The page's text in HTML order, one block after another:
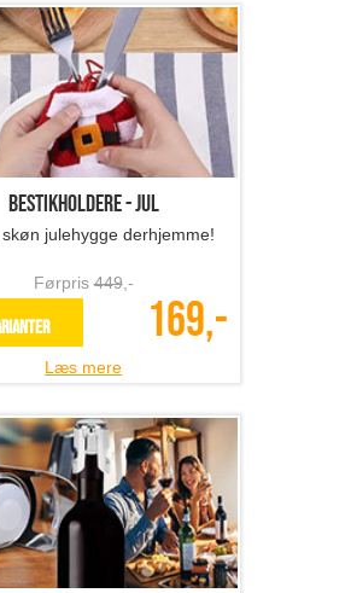
Bestikholdere - jul
julehygge derhjemme!
Førpris449,-
169,-
Læs mere